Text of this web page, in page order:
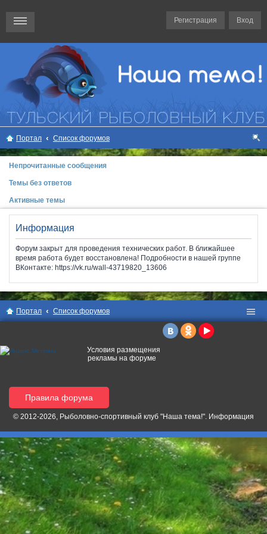
Вход
Регистрация
Портал
Список форумов
ои
Непрочитанные сообщения
Темы без ответов
Активные темы
Информация
Форум закрыт для проведения технических работ. В ближайшее
время работа будет восстановлена! Подробности в нашей группе
ВКонтакте: https://vk.ru/wall-43719820_13606
Портал Список форумов
Условия размещения
рекламы на форуме
Правила форума
© 2012-2026, Рыболовно-спортивный клуб "Наша тема!". Информация